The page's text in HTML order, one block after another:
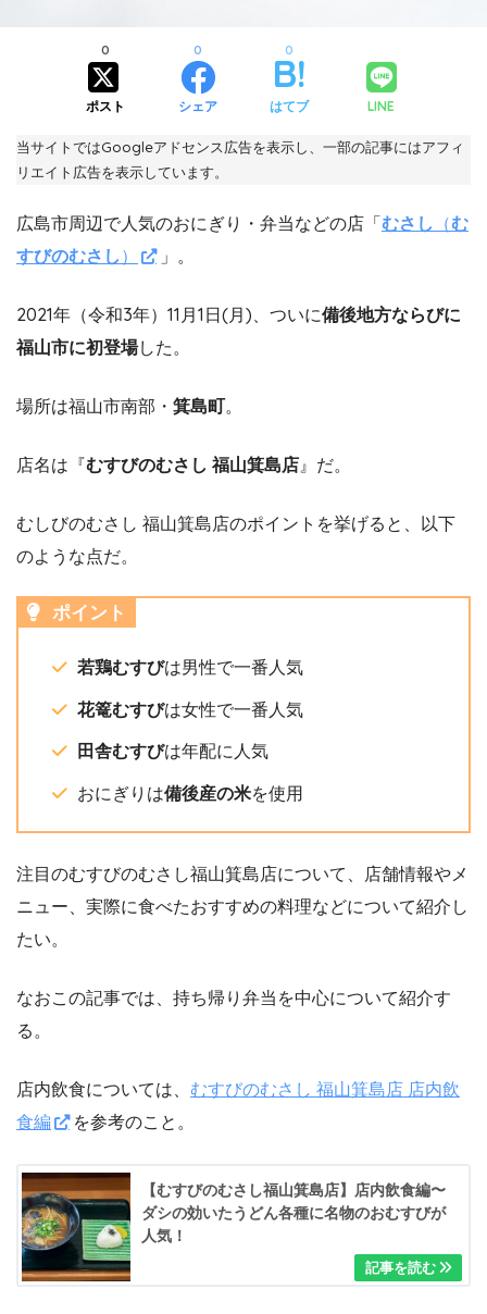
ポスト
0
シェア
0
はてブ
0
LINE
当サイトではGoogleアドセンス広告を表示し、一部の記事にはアフィ
リエイト広告を表示しています。
広島市周辺で人気のおにぎり・弁当などの店「むさし （む
すびのむさし ） 」。
2021年（令和3年）11月1日(月)、ついに備後地方ならびに
福山市に初登場した。
場所は福山市南部・ 箕島町。
店名は『むすびのむさし 福山箕島店 』だ。
むしびのむさし 福山箕島店のポイントを挙げると、以下
のような点だ。
ポイント
若鶏むすびは男性で一番人気
花篭むすびは女性で一番人気
田舎むすびは年配に人気
おにぎりは備後産の米を使用
注目のむすびのむさし福山箕島店について、店舗情報やメ
ニュー、実際に食べたおすすめの料理などについて紹介し
たい。
なおこの記事では、持ち帰り弁当を中心について紹介す
る。
店内飲食については、 むすびのむさし 福山箕島店 店内飲
食編
を参考のこと。
【むすびのむさし福山箕島店】店内飲食編〜
ダシの効いたうどん各種に名物のおむすびが
人気！